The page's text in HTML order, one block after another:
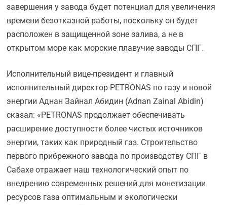
завершения у завода будет потенциал для увеличения
времени безотказной работы, поскольку он будет
расположен в защищенной зоне залива, а не в
открытом море как морские плавучие заводы СПГ.
Исполнительный вице-президент и главный
исполнительный директор PETRONAS по газу и новой
энергии Аднан Зайнал Абидин (Adnan Zainal Abidin)
сказал: «PETRONAS продолжает обеспечивать
расширение доступности более чистых источников
энергии, таких как природный газ. Строительство
первого прибрежного завода по производству СПГ в
Сабахе отражает наш технологический опыт по
внедрению современных решений для монетизации
ресурсов газа оптимальным и экологически